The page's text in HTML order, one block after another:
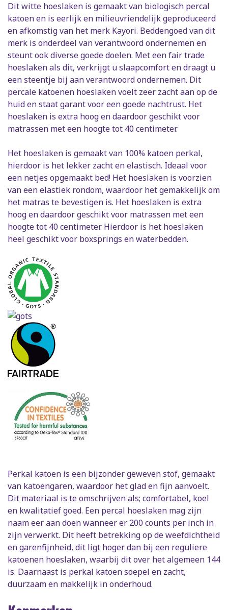
Dit witte hoeslaken is gemaakt van biologisch percal
katoen en is eerlijk en milieuvriendelijk geproduceerd
en afkomstig van het merk Kayori. Beddengoed van dit
merk is onderdeel van verantwoord ondernemen en
steunt ook diverse goede doelen. Met een fair trade
hoeslaken als dit, verkrijgt u slaapcomfort en draagt u
een steentje bij aan verantwoord ondernemen. Dit
percale katoenen hoeslaken voelt zeer zacht aan op de
huid en staat garant voor een goede nachtrust. Het
hoeslaken is extra hoog en daardoor geschikt voor
matrassen met een hoogte tot 40 centimeter.
Het hoeslaken is gemaakt van 100% katoen perkal,
hierdoor is het lekker zacht en elastisch. Ideaal voor
een netjes opgemaakt bed! Het hoeslaken is voorzien
van een elastiek rondom, waardoor het gemakkelijk om
het matras te bevestigen is. Het hoeslaken is extra
hoog en daardoor geschikt voor matrassen met een
hoogte tot 40 centimeter. Hierdoor is het hoeslaken
heel geschikt voor boxsprings en waterbedden.
Perkal katoen is een bijzonder geweven stof, gemaakt
van katoengaren, waardoor het glad en fijn aanvoelt.
Dit materiaal is te omschrijven als; comfortabel, koel
en kwalitatief goed. Een percal hoeslaken mag zijn
naam eer aan doen wanneer er 200 counts per inch in
zijn verwerkt. Dit heeft betrekking op de weefdichtheid
en garenfijnheid, dit ligt hoger dan bij een reguliere
katoenen hoeslaken, waarbij dit over het algemeen 144
is. Daarnaast is perkal katoen soepel en zacht,
duurzaam en makkelijk in onderhoud.